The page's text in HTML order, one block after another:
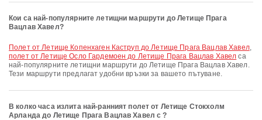
Кои са най-популярните летищни маршрути до Летище Прага
Вацлав Хавел?
полет от Летище Копенхаген Каструп до Летище Прага Вацлав Хавел,
полет от Летище Осло Гардемоен до Летище Прага Вацлав Хавел са
най-популярните летищни маршрути до Летище Прага Вацлав Хавел.
Тези маршрути предлагат удобни връзки за вашето пътуване.
В колко часа излита най-ранният полет от Летище Стокхолм
Арланда до Летище Прага Вацлав Хавел с ?